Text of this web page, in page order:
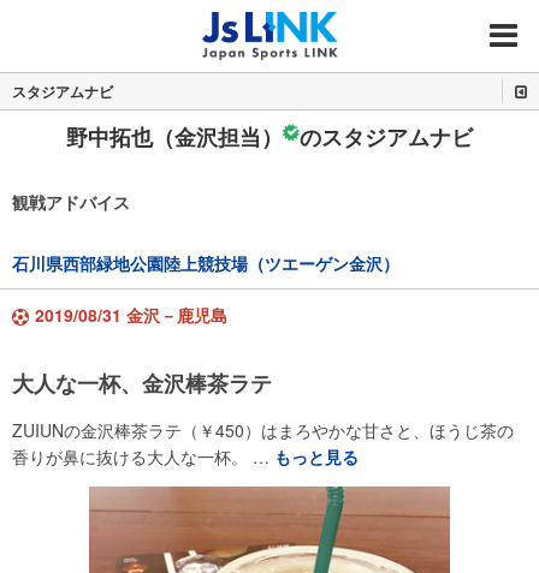
MENU
スタジアムナビ
野中拓也（金沢担当） のスタジアムナビ
観戦アドバイス
石川県西部緑地公園陸上競技場（ツエーゲン金沢）
2019/08/31 金沢－鹿児島
大人な一杯、金沢棒茶ラテ
ZUIUNの金沢棒茶ラテ（￥450）はまろやかな甘さと、ほうじ茶の
香りが鼻に抜ける大人な一杯。 … もっと見る